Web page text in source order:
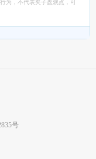
为，不代表夹子盘观点，可
号